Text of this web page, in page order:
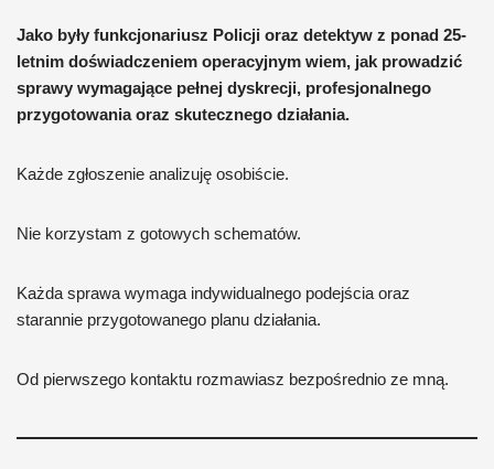
Jako były funkcjonariusz Policji oraz detektyw z ponad 25-
letnim doświadczeniem operacyjnym wiem, jak prowadzić
sprawy wymagające pełnej dyskrecji, profesjonalnego
przygotowania oraz skutecznego działania.
Każde zgłoszenie analizuję osobiście.
Nie korzystam z gotowych schematów.
Każda sprawa wymaga indywidualnego podejścia oraz
starannie przygotowanego planu działania.
Od pierwszego kontaktu rozmawiasz bezpośrednio ze mną.